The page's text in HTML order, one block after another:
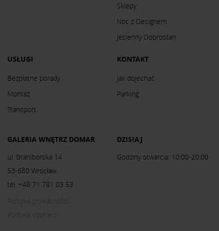
Sklepy
Noc z Designem
Jesienny Dobrostan
USŁUGI
Bezpłatne porady
Montaż
Transport
KONTAKT
Jak dojechać
Parking
GALERIA WNĘTRZ DOMAR
ul. Braniborska 14
53-680 Wrocław
tel. +48 71 781 03 53
DZISIAJ
Godziny otwarcia: 10:00-20:00